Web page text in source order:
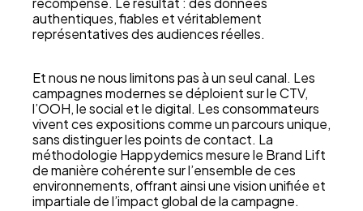
authentiques, fiables et véritablement
représentatives des audiences réelles.
Et nous ne nous limitons pas à un seul canal. Les
campagnes modernes se déploient sur le CTV,
l’OOH, le social et le digital. Les consommateurs
vivent ces expositions comme un parcours unique,
sans distinguer les points de contact. La
méthodologie Happydemics mesure le Brand Lift
de manière cohérente sur l’ensemble de ces
environnements, offrant ainsi une vision unifiée et
impartiale de l’impact global de la campagne.